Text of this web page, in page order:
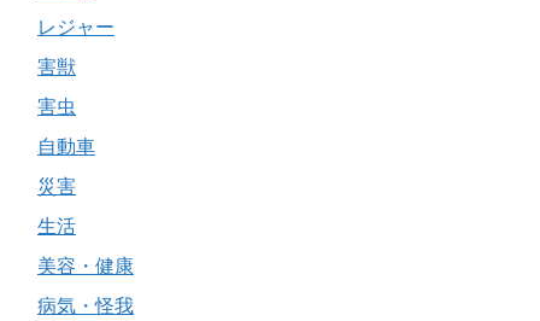
レジャー
害獣
害虫
自動車
災害
生活
美容・健康
病気・怪我